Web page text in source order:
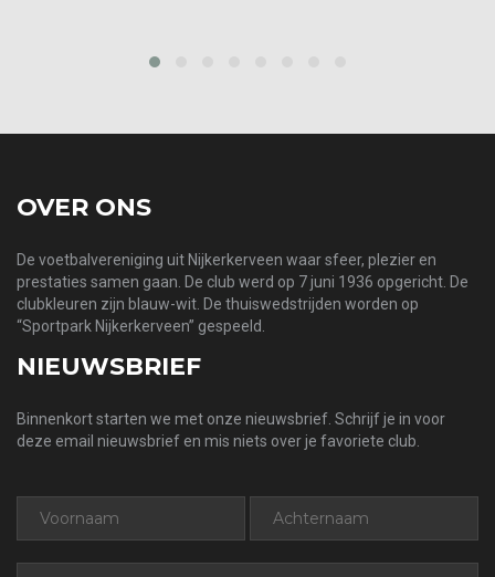
OVER ONS
De voetbalvereniging uit Nijkerkerveen waar sfeer, plezier en
prestaties samen gaan. De club werd op 7 juni 1936 opgericht. De
clubkleuren zijn blauw-wit. De thuiswedstrijden worden op
“Sportpark Nijkerkerveen” gespeeld.
NIEUWSBRIEF
Binnenkort starten we met onze nieuwsbrief. Schrijf je in voor
deze email nieuwsbrief en mis niets over je favoriete club.